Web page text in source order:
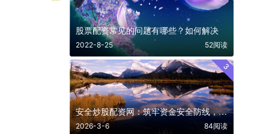
股票配资常见的问题有哪些？如何解决
2022-8-25 52阅读
3
安全炒股配资网：筑牢资金安全防线，解锁合规杠杆投资新路径
2026-3-6 84阅读